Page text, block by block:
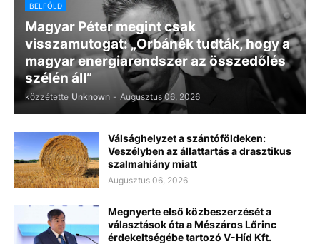
BELFÖLD
Magyar Péter megint csak
visszamutogat: „Orbánék tudták, hogy a
magyar energiarendszer az összedőlés
szélén áll”
közzétette Unknown - Augusztus 06, 2026
Válsághelyzet a szántóföldeken:
Veszélyben az állattartás a drasztikus
szalmahiány miatt
Augusztus 06, 2026
Megnyerte első közbeszerzését a
választások óta a Mészáros Lőrinc
érdekeltségébe tartozó V-Híd Kft.